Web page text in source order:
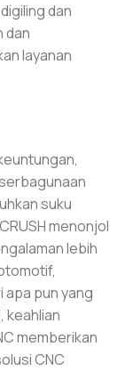
dan
dan
layanan
suku
menonjol
lebih
pun yang
keahlian
memberikan
CNC